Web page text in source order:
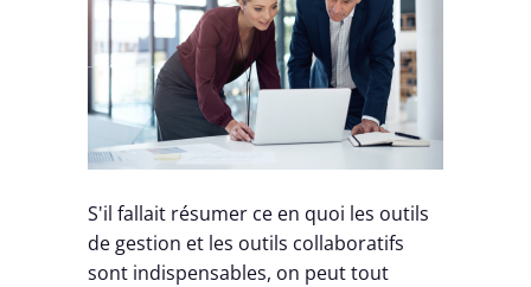
S'il fallait résumer ce en quoi les outils
de gestion et les outils collaboratifs
sont indispensables, on peut tout